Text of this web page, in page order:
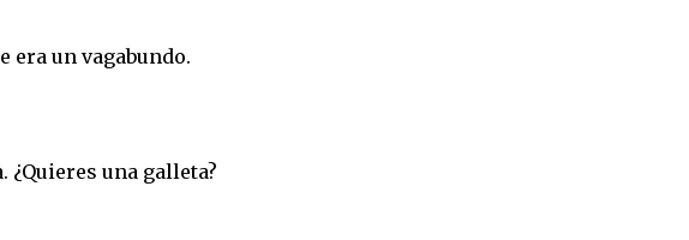
era un vagabundo.
una galleta?